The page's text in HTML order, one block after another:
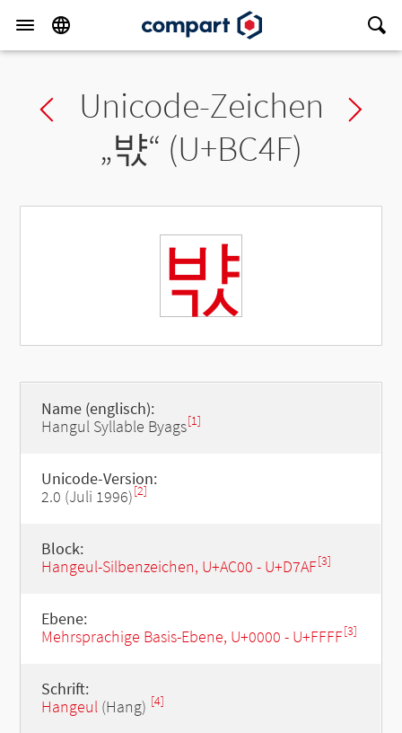
Previous char
Unicode-Zeichen
„뱏“ (U+BC4F)
뱏
Name (englisch):
Hangul Syllable Byags[1]
Unicode-Version:
2.0 (Juli 1996)[2]
Block:
Hangeul-Silbenzeichen, U+AC00 - U+D7AF[3]
Ebene:
Mehrsprachige Basis-Ebene, U+0000 - U+FFFF[3]
Schrift:
Hangeul(Hang) [4]